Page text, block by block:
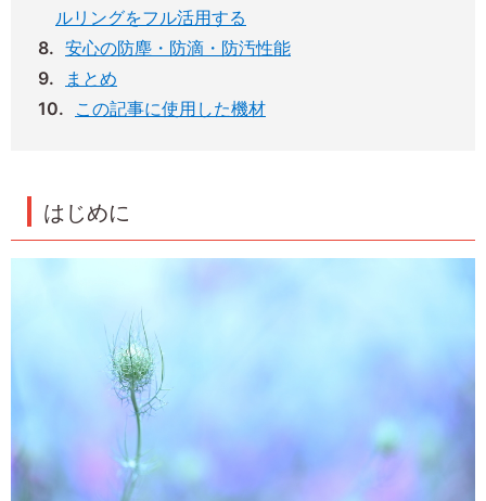
ルリングをフル活用する
安心の防塵・防滴・防汚性能
まとめ
この記事に使用した機材
はじめに